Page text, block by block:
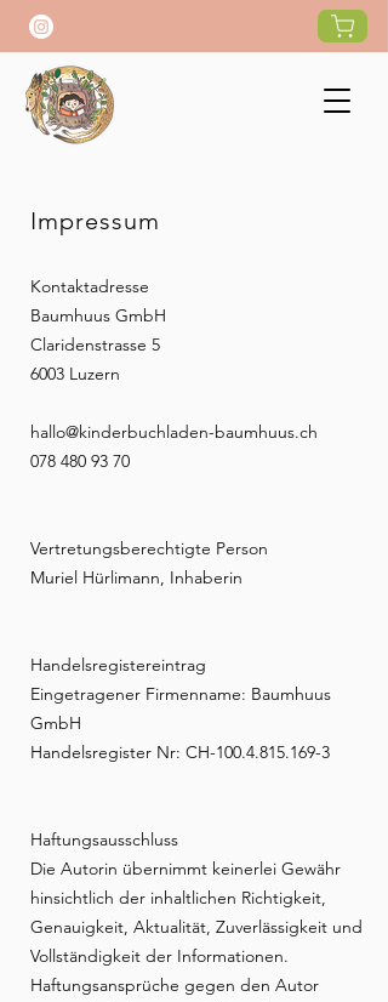
Impressum
Kontaktadresse
Baumhuus GmbH
Claridenstrasse 5
6003 Luzern
hallo@kinderbuchladen-baumhuus.ch
078 480 93 70
Vertretungsberechtigte Person
Muriel Hürlimann, Inhaberin
Handelsregistereintrag
Eingetragener Firmenname: Baumhuus
GmbH
Handelsregister Nr: CH-100.4.815.169-3
Haftungsausschluss
Die Autorin übernimmt keinerlei Gewähr
hinsichtlich der inhaltlichen Richtigkeit,
Genauigkeit, Aktualität, Zuverlässigkeit und
Vollständigkeit der Informationen.
Haftungsansprüche gegen den Autor